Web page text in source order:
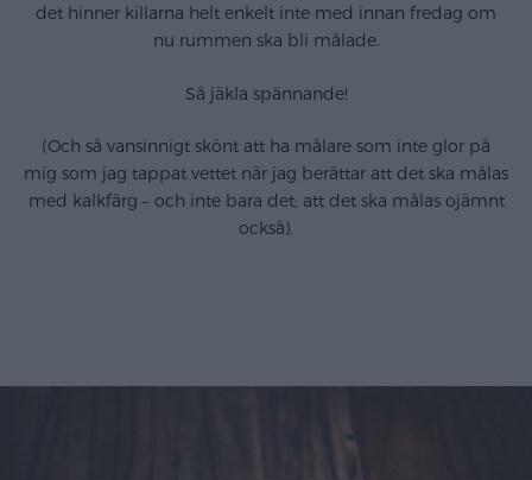
det hinner killarna helt enkelt inte med innan fredag om
nu rummen ska bli målade.
Så jäkla spännande!
(Och så vansinnigt skönt att ha målare som inte glor på
mig som jag tappat vettet när jag berättar att det ska målas
med kalkfärg – och inte bara det; att det ska målas ojämnt
också).